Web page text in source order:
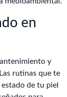
en
y
rutinas que te
de tu piel